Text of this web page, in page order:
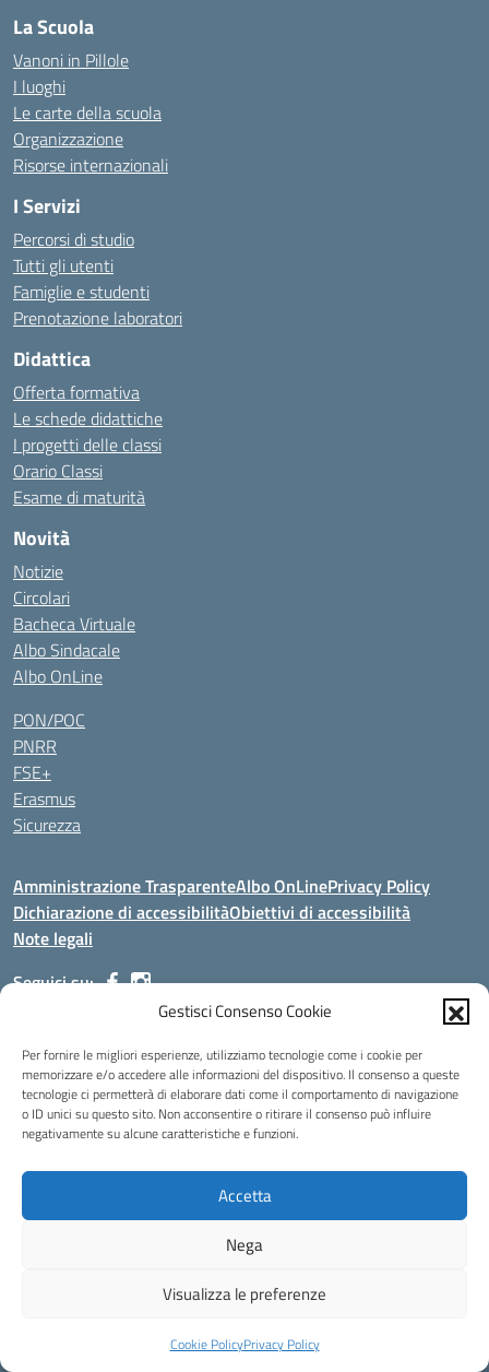
Gestisci Consenso Cookie
Per fornire le migliori esperienze, utilizziamo tecnologie come i cookie per
memorizzare e/o accedere alle informazioni del dispositivo. Il consenso a queste
tecnologie ci permetterà di elaborare dati come il comportamento di navigazione
o ID unici su questo sito. Non acconsentire o ritirare il consenso può influire
negativamente su alcune caratteristiche e funzioni.
Accetta
Nega
Visualizza le preferenze
Cookie PolicyPrivacy Policy
La Scuola
Vanoni in Pillole
I luoghi
Le carte della scuola
Organizzazione
Risorse internazionali
I Servizi
Percorsi di studio
Tutti gli utenti
Famiglie e studenti
Prenotazione laboratori
Didattica
Offerta formativa
Le schede didattiche
I progetti delle classi
Orario Classi
Esame di maturità
Novità
Notizie
Circolari
Bacheca Virtuale
Albo Sindacale
Albo OnLine
PON/POC
PNRR
FSE+
Erasmus
Sicurezza
Amministrazione TrasparenteAlbo OnLinePrivacy Policy
Dichiarazione di accessibilitàObiettivi di accessibilità
Note legali
Seguici su:
Indirizzo:Via Malagrida, 3 - 22017 Menaggio (CO)
Centralino:+39 0344.32.539 Email:cois00100g@istruzione.it
Posta elettronica certificata (PEC):cois00100g@pec.istruzione.it
Codice fiscale: 84004690131
Codice Indice delle Pubbliche Amministrazioni (IPA): istsc_cois00100g
Codice unico di fatturazione (CUF): UFMDNA
Idea e progetto di Designers Italia